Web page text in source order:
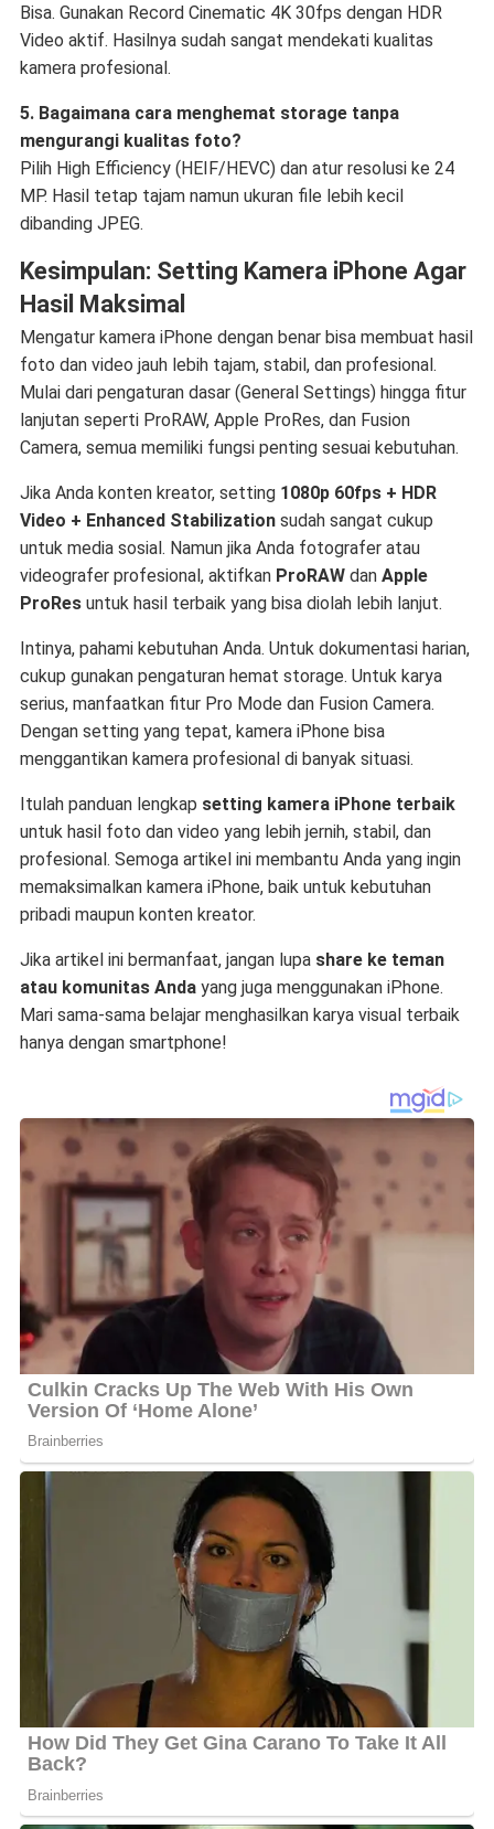
Bisa. Gunakan Record Cinematic 4K 30fps dengan HDR
Video aktif. Hasilnya sudah sangat mendekati kualitas
kamera profesional.
5. Bagaimana cara menghemat storage tanpa
mengurangi kualitas foto?
Pilih High Efficiency (HEIF/HEVC) dan atur resolusi ke 24
MP. Hasil tetap tajam namun ukuran file lebih kecil
dibanding JPEG.
Kesimpulan: Setting Kamera iPhone Agar
Hasil Maksimal
Mengatur kamera iPhone dengan benar bisa membuat hasil
foto dan video jauh lebih tajam, stabil, dan profesional.
Mulai dari pengaturan dasar (General Settings) hingga fitur
lanjutan seperti ProRAW, Apple ProRes, dan Fusion
Camera, semua memiliki fungsi penting sesuai kebutuhan.
Jika Anda konten kreator, setting 1080p 60fps + HDR
Video + Enhanced Stabilizationsudah sangat cukup
untuk media sosial. Namun jika Anda fotografer atau
videografer profesional, aktifkan ProRAWdan Apple
ProResuntuk hasil terbaik yang bisa diolah lebih lanjut.
Intinya, pahami kebutuhan Anda. Untuk dokumentasi harian,
cukup gunakan pengaturan hemat storage. Untuk karya
serius, manfaatkan fitur Pro Mode dan Fusion Camera.
Dengan setting yang tepat, kamera iPhone bisa
menggantikan kamera profesional di banyak situasi.
Itulah panduan lengkap setting kamera iPhone terbaik
untuk hasil foto dan video yang lebih jernih, stabil, dan
profesional. Semoga artikel ini membantu Anda yang ingin
memaksimalkan kamera iPhone, baik untuk kebutuhan
pribadi maupun konten kreator.
Jika artikel ini bermanfaat, jangan lupa share ke teman
atau komunitas Andayang juga menggunakan iPhone.
Mari sama-sama belajar menghasilkan karya visual terbaik
hanya dengan smartphone!